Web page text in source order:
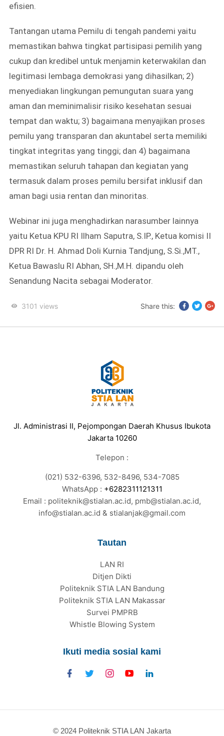
efisien.
Tantangan utama Pemilu di tengah pandemi yaitu
memastikan bahwa tingkat partisipasi pemilih yang
cukup dan kredibel untuk menjamin keterwakilan dan
legitimasi lembaga demokrasi yang dihasilkan; 2)
menyediakan lingkungan pemungutan suara yang
aman dan meminimalisir risiko kesehatan sesuai
tempat dan waktu; 3) bagaimana menyajikan proses
pemilu yang transparan dan akuntabel serta memiliki
tingkat integritas yang tinggi; dan 4) bagaimana
memastikan seluruh tahapan dan kegiatan yang
termasuk dalam proses pemilu bersifat inklusif dan
aman bagi usia rentan dan minoritas.
Webinar ini juga menghadirkan narasumber lainnya
yaitu Ketua KPU RI Ilham Saputra, S.IP., Ketua komisi II
DPR RI Dr. H. Ahmad Doli Kurnia Tandjung, S.Si.,MT.,
Ketua Bawaslu RI Abhan, SH.,M.H. dipandu oleh
Senandung Nacita sebagai Moderator.
3101 views Share this:
Jl. Administrasi II, Pejompongan Daerah Khusus Ibukota
Jakarta 10260
Telepon :
(021) 532-6396, 532-8496, 534-7085
WhatsApp : +6282311121311
Email : politeknik@stialan.ac.id, pmb@stialan.ac.id,
info@stialan.ac.id & stialanjak@gmail.com
Tautan
LAN RI
Ditjen Dikti
Politeknik STIA LAN Bandung
Politeknik STIA LAN Makassar
Survei PMPRB
Whistle Blowing System
Ikuti media sosial kami
© 2024 Politeknik STIA LAN Jakarta